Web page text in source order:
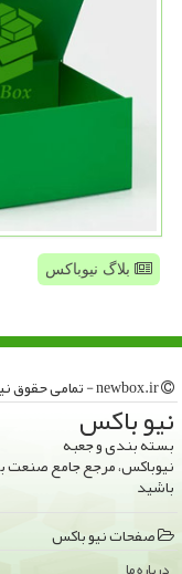
بلاگ نیوباکس
نیو باكس
بسته بندی و جعبه
نیوباکس، مرجع جامع صنعت
باشید
صفحات نیو باكس